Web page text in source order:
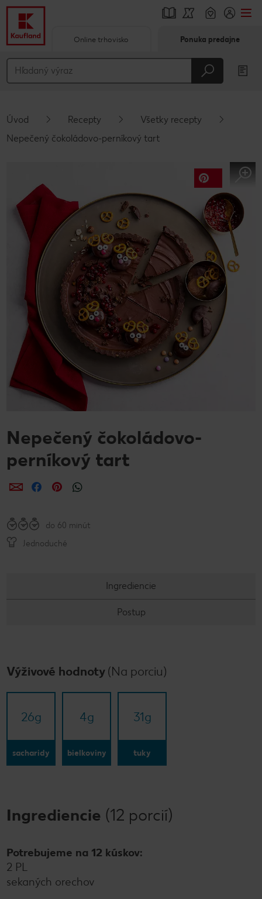
Hlavný obsah
Vyskakovací bočný panel
Online trhovisko Ponuka predajne
Úvod Recepty
Všetky recepty
Nepečený čokoládovo-perníkový tart
Nepečený čokoládovo-
perníkový tart
ZdieľaťZdieľaťZdieľať
do 60 minút
Jednoduché
Ingrediencie
Postup
Výživové hodnoty (Na porciu)
26g
sacharidy
4g
bielkoviny
31g
tuky
Ingrediencie (12 porcií)
Potrebujeme na 12 kúskov:
2 PL
sekaných orechov